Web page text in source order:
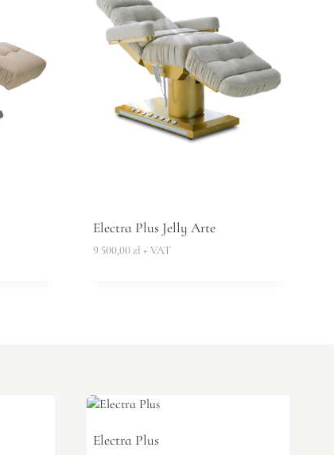
Electra Plus Jelly Arte
9 500,00zł + VAT
Electra Plus